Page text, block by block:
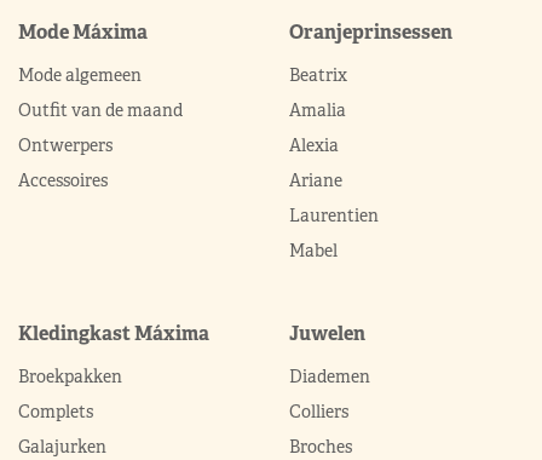
Mode Máxima
Mode algemeen
Outfit van de maand
Ontwerpers
Accessoires
Oranjeprinsessen
Beatrix
Amalia
Alexia
Ariane
Laurentien
Mabel
Kledingkast Máxima
Broekpakken
Complets
Galajurken
Juwelen
Diademen
Colliers
Broches